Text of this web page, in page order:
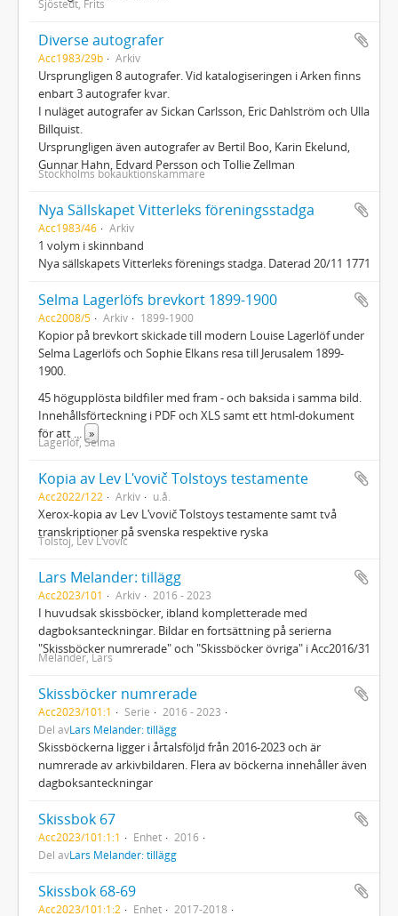
Sjöstedt, Frits
Diverse autografer
Acc1983/29b Arkiv
Ursprungligen 8 autografer. Vid katalogiseringen i Arken finns
enbart 3 autografer kvar.
I nuläget autografer av Sickan Carlsson, Eric Dahlström och Ulla
Billquist.
Ursprungligen även autografer av Bertil Boo, Karin Ekelund,
Gunnar Hahn, Edvard Persson och Tollie Zellman
Stockholms bokauktionskammare
Nya Sällskapet Vitterleks föreningsstadga
Acc1983/46 Arkiv
1 volym i skinnband
Nya sällskapets Vitterleks förenings stadga. Daterad 20/11 1771
Selma Lagerlöfs brevkort 1899-1900
Acc2008/5 Arkiv 1899-1900
Kopior på brevkort skickade till modern Louise Lagerlöf under
Selma Lagerlöfs och Sophie Elkans resa till Jerusalem 1899-
1900.
45 högupplösta bildfiler med fram - och baksida i samma bild.
Innehållsförteckning i PDF och XLS samt ett html-dokument
för att
»
Lagerlöf, Selma
Kopia av Lev Lʹvovič Tolstoys testamente
Acc2022/122 Arkiv u.å.
Xerox-kopia av Lev Lʹvovič Tolstoys testamente samt två
transkriptioner på svenska respektive ryska
Tolstoj, Lev Lʹvovič
Lars Melander: tillägg
Acc2023/101 Arkiv 2016 - 2023
I huvudsak skissböcker, ibland kompletterade med
dagboksanteckningar. Bildar en fortsättning på serierna
"Skissböcker numrerade" och "Skissböcker övriga" i Acc2016/31
Melander, Lars
Skissböcker numrerade
Acc2023/101:1 Serie
2016 - 2023
Del avLars Melander: tillägg
Skissböckerna ligger i årtalsföljd från 2016-2023 och är
numrerade av arkivbildaren. Flera av böckerna innehåller även
dagboksanteckningar
Skissbok 67
Acc2023/101:1:1 Enhet
2016
Del avLars Melander: tillägg
Skissbok 68-69
Acc2023/101:1:2 Enhet
2017-2018